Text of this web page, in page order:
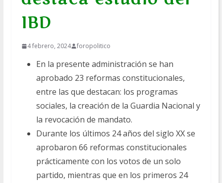
IBD
4 febrero, 2024 foropolitico
En la presente administración se han
aprobado 23 reformas constitucionales,
entre las que destacan: los programas
sociales, la creación de la Guardia Nacional y
la revocación de mandato.
Durante los últimos 24 años del siglo XX se
aprobaron 66 reformas constitucionales
prácticamente con los votos de un solo
partido, mientras que en los primeros 24